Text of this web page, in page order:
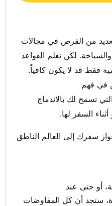
من الفرص في مجالات
والسياحة. لكن تعلم القواعد
فقط قد لا يكون كافياً.
في فهم
التي تسمح لك بالاندماج
السفر لها.
سفرك إلى العالم الناطق
أو حتى عند
ستجد أن كل المفاوضات